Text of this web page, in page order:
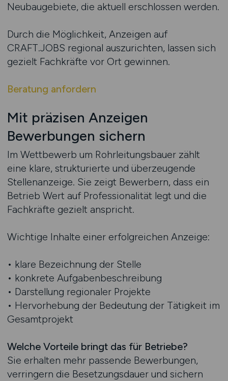
Neubaugebiete, die aktuell erschlossen werden.
Durch die Möglichkeit, Anzeigen auf
CRAFT.JOBS regional auszurichten, lassen sich
gezielt Fachkräfte vor Ort gewinnen.
Beratung anfordern
Mit präzisen Anzeigen
Bewerbungen sichern
Im Wettbewerb um Rohrleitungsbauer zählt
eine klare, strukturierte und überzeugende
Stellenanzeige. Sie zeigt Bewerbern, dass ein
Betrieb Wert auf Professionalität legt und die
Fachkräfte gezielt anspricht.
Wichtige Inhalte einer erfolgreichen Anzeige:
• klare Bezeichnung der Stelle
• konkrete Aufgabenbeschreibung
• Darstellung regionaler Projekte
• Hervorhebung der Bedeutung der Tätigkeit im
Gesamtprojekt
Welche Vorteile bringt das für Betriebe?
Sie erhalten mehr passende Bewerbungen,
verringern die Besetzungsdauer und sichern